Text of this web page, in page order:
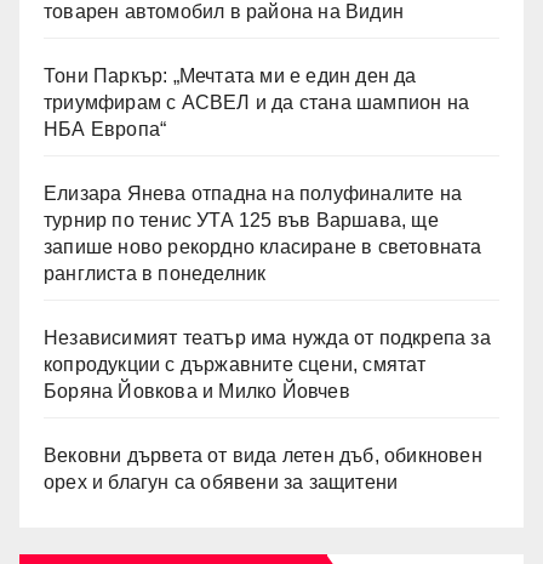
товарен автомобил в района на Видин
Тони Паркър: „Мечтата ми е един ден да
триумфирам с АСВЕЛ и да стана шампион на
НБА Европа“
Елизара Янева отпадна на полуфиналите на
турнир по тенис УТА 125 във Варшава, ще
запише ново рекордно класиране в световната
ранглиста в понеделник
Независимият театър има нужда от подкрепа за
копродукции с държавните сцени, смятат
Боряна Йовкова и Милко Йовчев
Вековни дървета от вида летен дъб, обикновен
орех и благун са обявени за защитени